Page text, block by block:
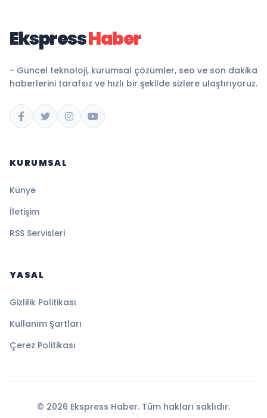
EkspressHaber
- Güncel teknoloji, kurumsal çözümler, seo ve son dakika
haberlerini tarafsız ve hızlı bir şekilde sizlere ulaştırıyoruz.
KURUMSAL
Künye
İletişim
RSS Servisleri
YASAL
Gizlilik Politikası
Kullanım Şartları
Çerez Politikası
© 2026 Ekspress Haber. Tüm hakları saklıdır.